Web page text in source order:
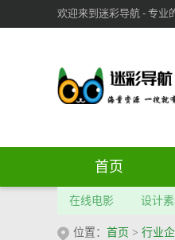
欢迎来到迷彩导航 - 专业
首页
在线电影 设计
位置： 首页 > 行业